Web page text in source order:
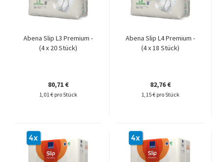
Abena Slip L3 Premium -
(4 x 20 Stück)
80,71 €
1,01 € pro Stück
Abena Slip L4 Premium -
(4 x 18 Stück)
82,76 €
1,15 € pro Stück